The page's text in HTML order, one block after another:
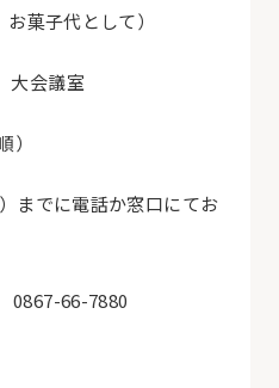
菓子代として）
会議室
までに電話か窓口にてお
0867-66-7880